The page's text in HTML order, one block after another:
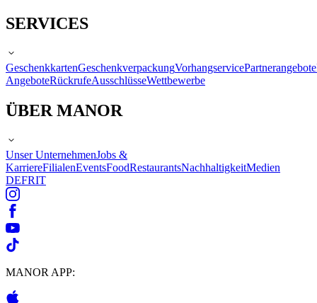
SERVICES
GeschenkkartenGeschenkverpackungVorhangservicePartnerangebote
AngeboteRückrufeAusschlüsseWettbewerbe
ÜBER MANOR
Unser UnternehmenJobs &
KarriereFilialenEventsFoodRestaurantsNachhaltigkeitMedien
DEFRIT
MANOR APP: